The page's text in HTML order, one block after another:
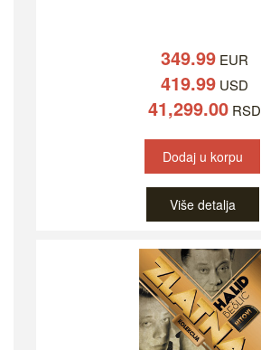
349.99 EUR
419.99 USD
41,299.00 RSD
Dodaj u korpu
Više detalja